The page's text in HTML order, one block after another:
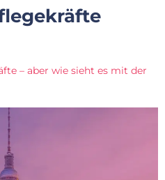
– aber wie sieht es mit der